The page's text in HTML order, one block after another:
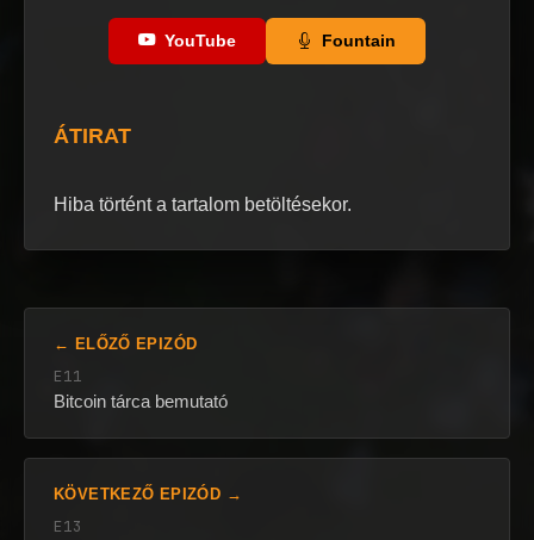
YouTube Fountain
ÁTIRAT
Hiba történt a tartalom betöltésekor.
← ELŐZŐ EPIZÓD
E11
Bitcoin tárca bemutató
KÖVETKEZŐ EPIZÓD →
E13